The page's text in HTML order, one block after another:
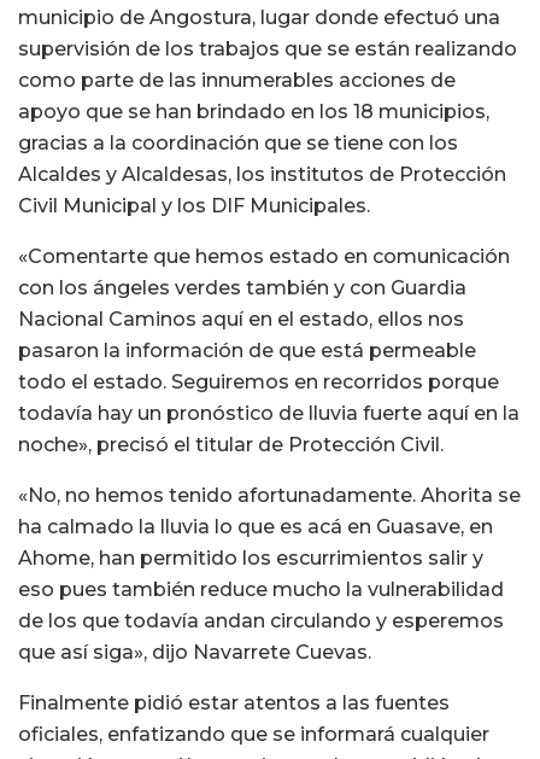
municipio de Angostura, lugar donde efectuó una
supervisión de los trabajos que se están realizando
como parte de las innumerables acciones de
apoyo que se han brindado en los 18 municipios,
gracias a la coordinación que se tiene con los
Alcaldes y Alcaldesas, los institutos de Protección
Civil Municipal y los DIF Municipales.
«Comentarte que hemos estado en comunicación
con los ángeles verdes también y con Guardia
Nacional Caminos aquí en el estado, ellos nos
pasaron la información de que está permeable
todo el estado. Seguiremos en recorridos porque
todavía hay un pronóstico de lluvia fuerte aquí en la
noche», precisó el titular de Protección Civil.
«No, no hemos tenido afortunadamente. Ahorita se
ha calmado la lluvia lo que es acá en Guasave, en
Ahome, han permitido los escurrimientos salir y
eso pues también reduce mucho la vulnerabilidad
de los que todavía andan circulando y esperemos
que así siga», dijo Navarrete Cuevas.
Finalmente pidió estar atentos a las fuentes
oficiales, enfatizando que se informará cualquier